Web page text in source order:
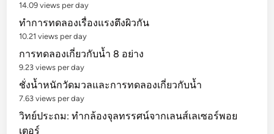
14.09 views per day
ทำการทดลองเรื่องแรงตึงผิวกัน
10.21 views per day
การทดลองเกี่ยวกับน้ำ 8 อย่าง
9.23 views per day
ชั่งน้ำหนักวัดมวลและการทดลองเกี่ยวกับน้ำ
7.63 views per day
วิทย์ประถม: ทำกล้องจุลทรรศน์จากเลนส์เลเซอร์พอย
เตอร์